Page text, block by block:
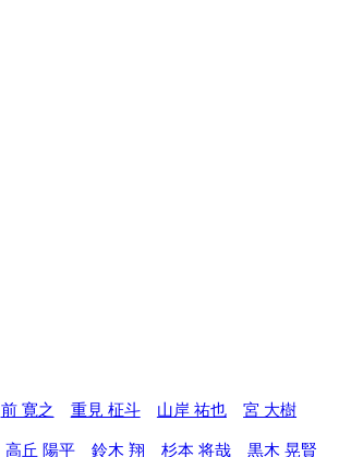
前 寛之 重見 柾斗 山岸 祐也 宮 大樹
高丘 陽平 鈴木 翔 杉本 将哉 黒木 晃賢